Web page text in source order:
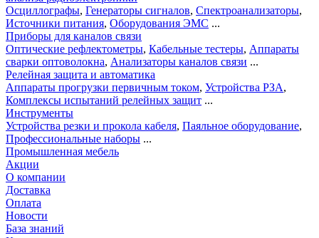
Осциллографы, Генераторы сигналов, Спектроанализаторы,
Источники питания, Оборудования ЭМС ...
Приборы для каналов связи
Оптические рефлектометры, Кабельные тестеры, Аппараты
сварки оптоволокна, Анализаторы каналов связи ...
Релейная защита и автоматика
Аппараты прогрузки первичным током, Устройства РЗА,
Комплексы испытаний релейных защит ...
Инструменты
Устройства резки и прокола кабеля, Паяльное оборудование,
Профессиональные наборы ...
Промышленная мебель
Акции
О компании
Доставка
Оплата
Новости
База знаний